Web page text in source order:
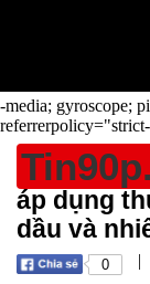
-media; gyroscope;
áp dụng
dầu và
0 |